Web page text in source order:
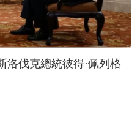
洛伐克總統彼得·佩列格